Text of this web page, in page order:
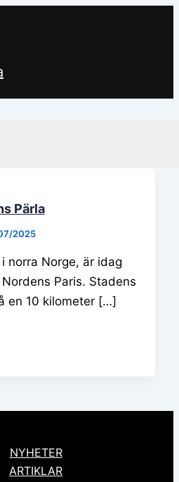
Pärla
2025
norra Norge, är idag
Paris. Stadens
en 10 kilometer […]
NYHETER
ARTIKLAR